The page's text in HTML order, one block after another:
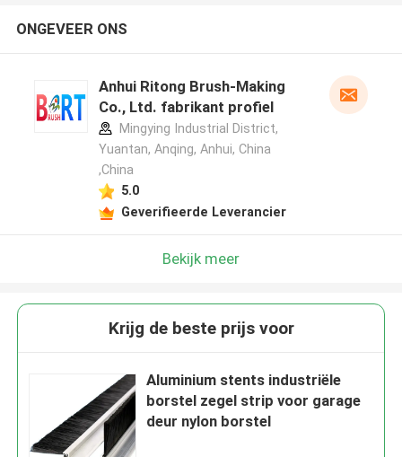
ONGEVEER ONS
Anhui Ritong Brush-Making
Co., Ltd. fabrikant profiel
Mingying Industrial District,
Yuantan, Anqing, Anhui, China
,China
5.0
Geverifieerde Leverancier
Bekijk meer
Krijg de beste prijs voor
Aluminium stents industriële
borstel zegel strip voor garage
deur nylon borstel